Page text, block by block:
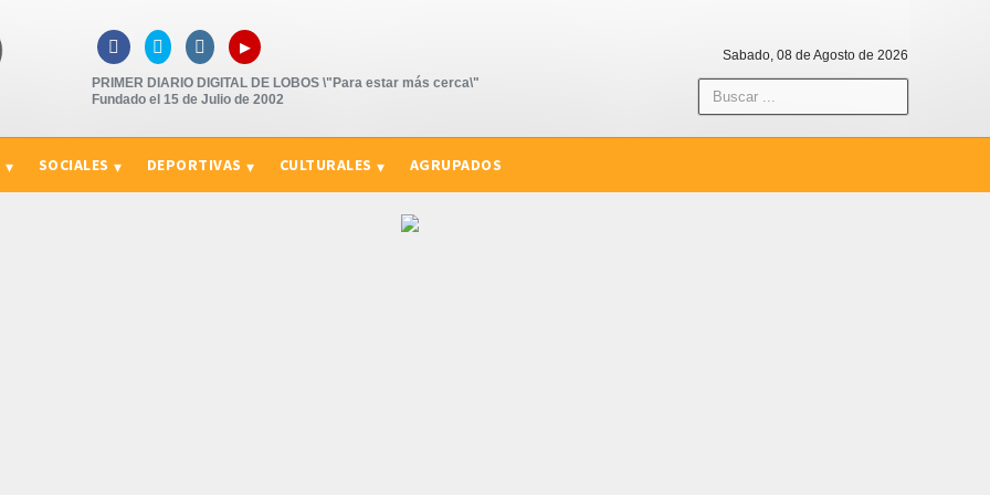
   ▸
PRIMER DIARIO DIGITAL DE LOBOS \"Para estar más cerca\"
Fundado el 15 de Julio de 2002
Sabado, 08 de Agosto de 2026
SOCIALES DEPORTIVAS CULTURALES AGRUPADOS